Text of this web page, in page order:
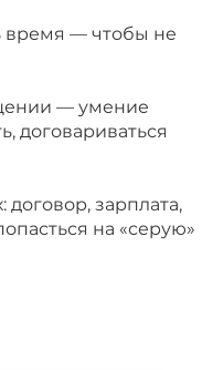
время — чтобы не
— умение
договариваться
договор, зарплата,
на «серую»